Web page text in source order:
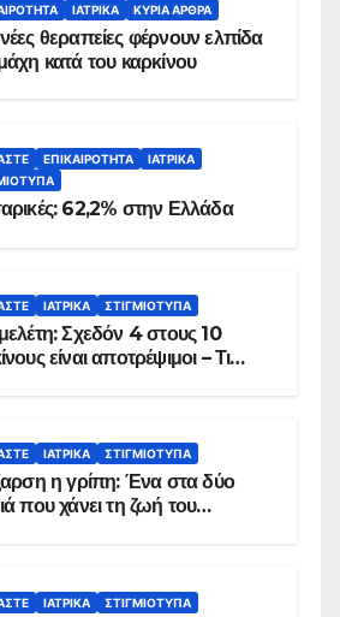
ΙΑΤΡΙΚΆ ΚΥΡΙΑ ΑΡΘΡΑ
θεραπείες φέρνουν ελπίδα
κατά του καρκίνου
ΕΠΙΚΑΙΡΌΤΗΤΑ
ΙΑΤΡΙΚΆ
62,2% στην Ελλάδα
ΙΑΤΡΙΚΆ ΣΤΙΓΜΙΌΤΥΠΑ
Σχεδόν 4 στους 10
είναι αποτρέψιμοι – Τι
ΙΑΤΡΙΚΆ ΣΤΙΓΜΙΌΤΥΠΑ
η γρίπη: Ένα στα δύο
που χάνει τη ζωή του
ΙΑΤΡΙΚΆ ΣΤΙΓΜΙΌΤΥΠΑ